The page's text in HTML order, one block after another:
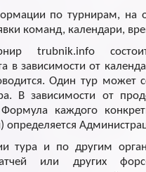
по турнирам, на
команд, календари,
trubnik.info
в зависимости от
Один тур может
В зависимости от
каждого
определяется
тура и по другим
или других